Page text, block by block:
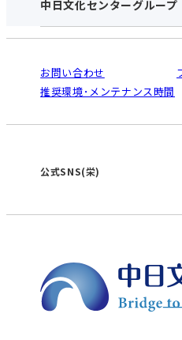
お申し込みの流れ
入会と受講のご案
中日文化センター
中日文化センター
受講規約・会員特典
ご利用ガイド
オンライン講座受
WEBサイトのよく
中日文化センターグループ
南大高
高蔵寺
津
お問い合わせ
推奨環境･メンテナンス時間
公式SNS(栄)